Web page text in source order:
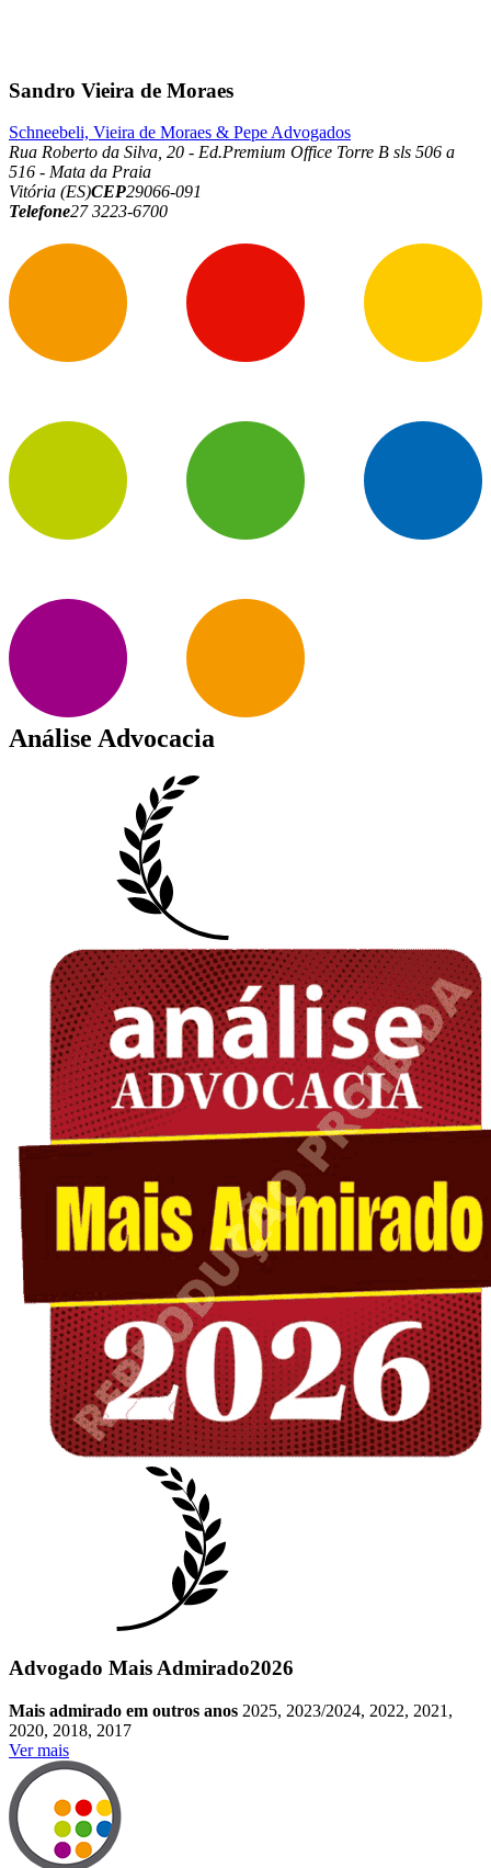
Sandro Vieira de Moraes
Schneebeli, Vieira de Moraes & Pepe Advogados
Rua Roberto da Silva, 20 - Ed.Premium Office Torre B sls 506 a
516 - Mata da Praia
Vitória (ES)CEP29066-091
Telefone27 3223-6700
Análise Advocacia
Advogado Mais Admirado2026
Mais admirado em outros anos 2025, 2023/2024, 2022, 2021,
2020, 2018, 2017
Ver mais